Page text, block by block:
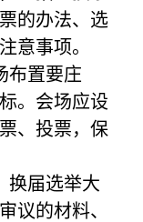
的办法、选
意事项。
布置要庄
。会场应设
、投票，保
换届选举大
议的材料、